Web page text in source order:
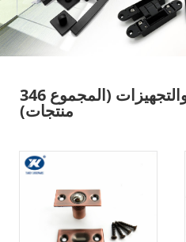
(المجموع 346
منتجات)